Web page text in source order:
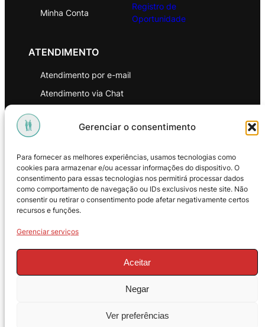
Gerenciar o consentimento
Para fornecer as melhores experiências, usamos tecnologias como
cookies para armazenar e/ou acessar informações do dispositivo. O
consentimento para essas tecnologias nos permitirá processar dados
como comportamento de navegação ou IDs exclusivos neste site. Não
consentir ou retirar o consentimento pode afetar negativamente certos
recursos e funções.
Gerenciar serviços
Aceitar
Negar
Ver preferências
Minha Conta
Registro de
Oportunidade
ATENDIMENTO
Atendimento por e-mail
Atendimento via Chat
Política de Privacidade
Política de Troca e Devoluções
Política de Reembolso
18.269.230/0001-16. Todos os direitos